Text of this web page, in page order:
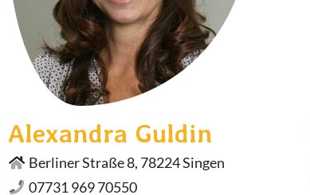
Alexandra Guldin
Berliner Straße 8, 78224 Singen
07731 969 70550